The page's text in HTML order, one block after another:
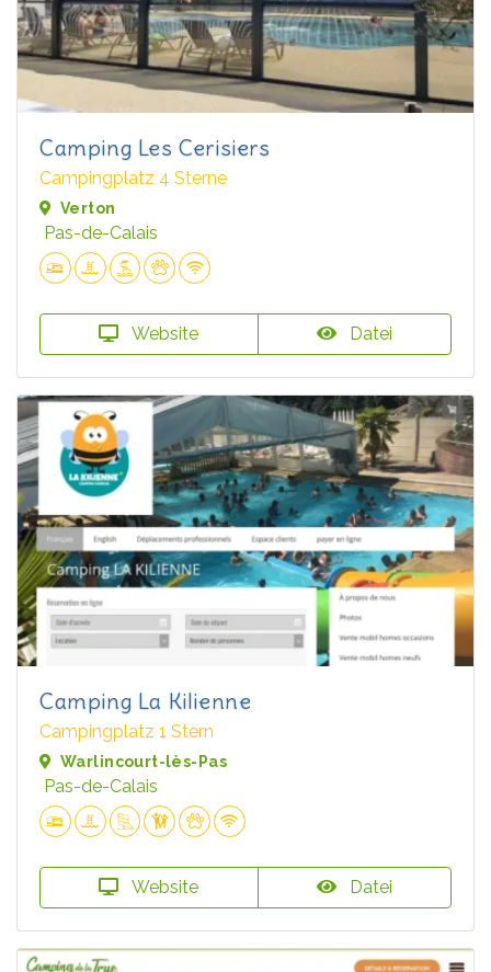
Camping Les Cerisiers
Campingplatz 4 Sterne
Verton
Pas-de-Calais
Website Datei
Camping La Kilienne
Campingplatz 1 Stern
Warlincourt-lès-Pas
Pas-de-Calais
Website Datei